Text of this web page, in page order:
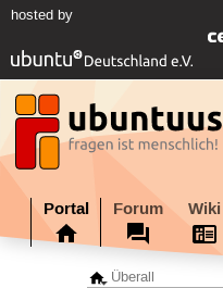
hosted by
Portal Forum Wiki